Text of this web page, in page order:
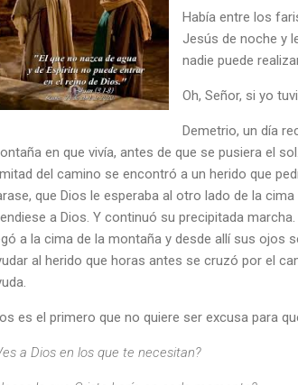
Había entre los
Jesús de noche y
nadie puede
Oh, Señor, si yo
Demetrio, un día
en que vivía, antes de que se pusiera el
del camino se encontró a un herido que
que Dios le esperaba al otro lado de la
a Dios. Y continuó su precipitada
a la cima de la montaña y desde allí sus ojos
al herido que horas antes se cruzó por el
es el primero que no quiere ser excusa para
a Dios en los que te necesitan?